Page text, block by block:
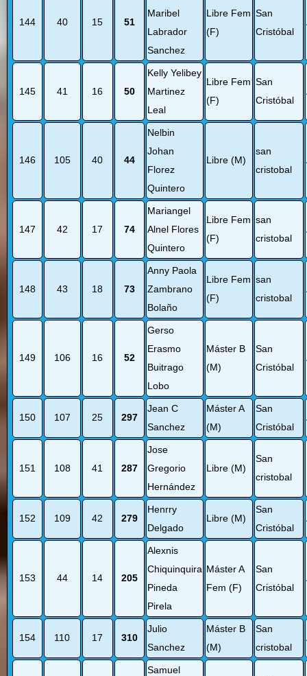
144 40 15 51
Maribel
Labrador
Sanchez
Libre Fem
(F)
San
Cristóbal
145 41 16 50
Kelly Yelibey
Martinez
Leal
Libre Fem
(F)
San
Cristóbal
146 105 40 44
Nelbin
Johan
Florez
Quintero
Libre (M)
san
cristobal
147 42 17 74
Mariangel
Alnel Flores
Quintero
Libre Fem
(F)
san
cristobal
148 43 18 73
Anny Paola
Zambrano
Bolaño
Libre Fem
(F)
san
cristobal
149 106 16 52
Gerso
Erasmo
Buitrago
Lobo
Máster B
(M)
San
Cristóbal
150 107 25 297
Jean C
Sanchez
Máster A
(M)
San
Cristóbal
151 108 41 287
Jose
Gregorio
Hernández
Libre (M)
San
cristobal
152 109 42 279
Henrry
Delgado
Libre (M)
San
Cristóbal
153 44 14 205
Alexnis
Chiquinquira
Pineda
Pirela
Máster A
Fem (F)
San
Cristóbal
154 110 17 310
Julio
Sanchez
Máster B
(M)
San
cristobal
Samuel